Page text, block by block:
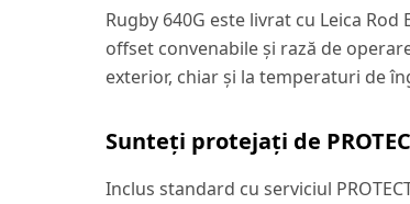
Rugby 640G este livrat cu Leica
offset convenabile și rază de
exterior, chiar și la temperaturi de
Sunteți protejați de
Inclus standard cu serviciul